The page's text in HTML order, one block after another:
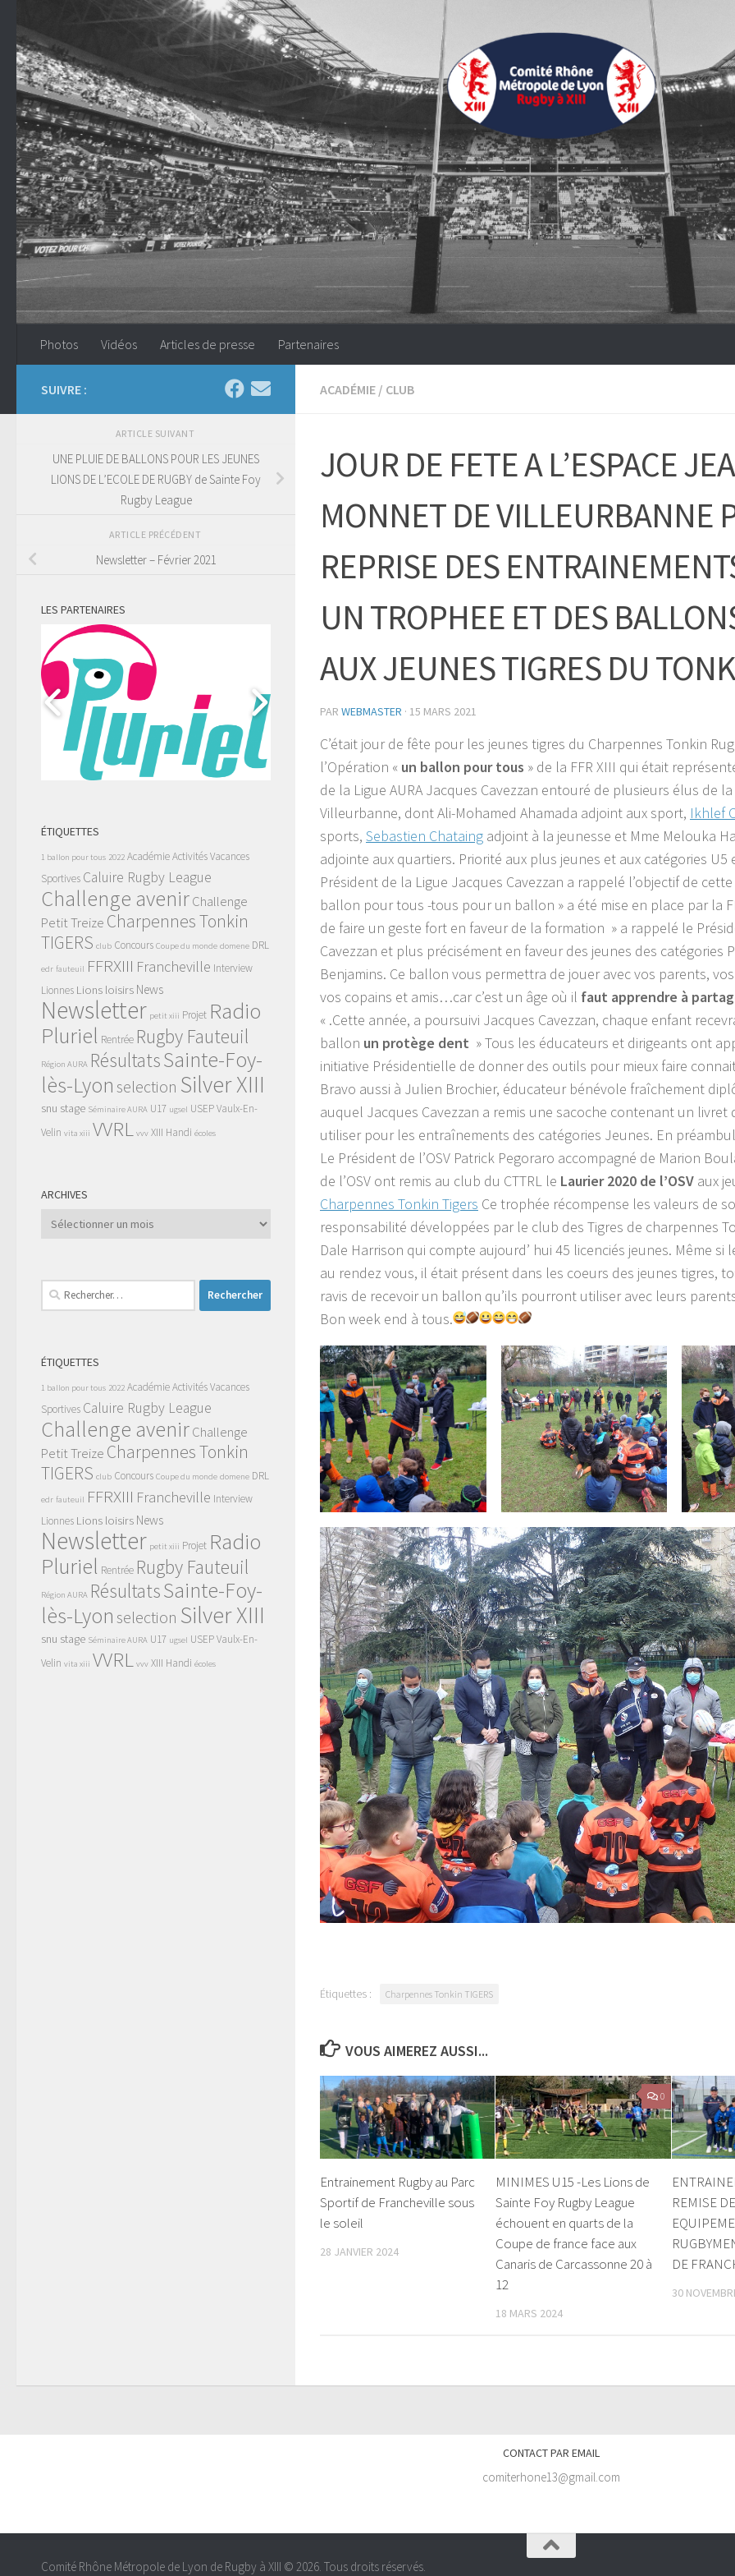
Skip to content
Photos Vidéos Articles de presse Partenaires
ACADÉMIE / CLUB
JOUR DE FETE A L’ESPACE
MONNET DE VILLEURBANNE
REPRISE DES
UN TROPHEE ET DES
AUX JEUNES TIGRES DU
PAR WEBMASTER · 15 MARS 2021
C’était jour de fête pour les jeunes tigres du Charpennes Tonkin
l’Opération « un ballon pour tous » de la FFR XIII qui était
de la Ligue AURA Jacques Cavezzan entouré de plusieurs élus de
Villeurbanne, dont Ali-Mohamed Ahamada adjoint aux sport, Ikhlef
sports, Sebastien Chataing adjoint à la jeunesse et Mme Melouka
adjointe aux quartiers. Priorité aux plus jeunes et aux catégories U5
Président de la Ligue Jacques Cavezzan a rappelé l’objectif de
ballon pour tous -tous pour un ballon » a été mise en place par la
de faire un geste fort en faveur de la formation » a rappelé le
Cavezzan et plus précisément en faveur des jeunes des catégories
Benjamins. Ce ballon vous permettra de jouer avec vos parents,
vos copains et amis…car c’est un âge où il faut apprendre à
« .Cette année, a poursuivi Jacques Cavezzan, chaque enfant
ballon un protège dent » Tous les éducateurs et dirigeants ont
initiative Présidentielle de donner des outils pour mieux faire
Bravo aussi à Julien Brochier, éducateur bénévole fraîchement
auquel Jacques Cavezzan a remis une sacoche contenant un livret
utiliser pour les entraînements des catégories Jeunes. En
Le Président de l’OSV Patrick Pegoraro accompagné de Marion
de l’OSV ont remis au club du CTTRL le Laurier 2020 de l’OSV aux
Charpennes Tonkin Tigers Ce trophée récompense les valeurs de
responsabilité développées par le club des Tigres de charpennes
Dale Harrison qui compte aujourd’ hui 45 licenciés jeunes. Même si
au rendez vous, il était présent dans les coeurs des jeunes tigres,
ravis de recevoir un ballon qu’ils pourront utiliser avec leurs
Bon week end à tous.
Étiquettes : Charpennes Tonkin TIGERS
VOUS AIMEREZ AUSSI...
Entrainement Rugby au Parc
Sportif de Francheville sous
le soleil
28 JANVIER 2024
0
MINIMES U15 -Les Lions de
Sainte Foy Rugby League
échouent en quarts de la
Coupe de france face aux
Canaris de Carcassonne 20 à
12
18 MARS 2024
REMISE
DE
30
SUIVRE :
ARTICLE SUIVANT
UNE PLUIE DE BALLONS POUR LES JEUNES
LIONS DE L’ECOLE DE RUGBY de Sainte Foy
Rugby League
ARTICLE PRÉCÉDENT
Newsletter – Février 2021
LES PARTENAIRES
ÉTIQUETTES
1 ballon pour tous 2022 AcadémieActivités Vacances
Sportives Caluire Rugby League
Challenge avenirChallenge
Petit Treize Charpennes Tonkin
TIGERS club Concours Coupe du monde domene DRL
edr fauteuil FFRXIII Francheville Interview
Lionnes Lions loisirs News
Newsletter petit xiii Projet Radio
Pluriel Rentrée Rugby Fauteuil
Région AURA RésultatsSainte-Foy-
lès-Lyon selection Silver XIII
snu stage Séminaire AURA U17 ugsel USEPVaulx-En-
Velin vita xiii VVRL vvv XIII Handi écoles
ARCHIVES
Archives
Rechercher :
ÉTIQUETTES
1 ballon pour tous 2022 AcadémieActivités Vacances
Sportives Caluire Rugby League
Challenge avenirChallenge
Petit Treize Charpennes Tonkin
TIGERS club Concours Coupe du monde domene DRL
edr fauteuil FFRXIII Francheville Interview
Lionnes Lions loisirs News
Newsletter petit xiii Projet Radio
Pluriel Rentrée Rugby Fauteuil
Région AURA RésultatsSainte-Foy-
lès-Lyon selection Silver XIII
snu stage Séminaire AURA U17 ugsel USEPVaulx-En-
Velin vita xiii VVRL vvv XIII Handi écoles
CONTACT PAR EMAIL
comiterhone13@gmail.com
Comité Rhône Métropole de Lyon de Rugby à XIII © 2026. Tous droits réservés.